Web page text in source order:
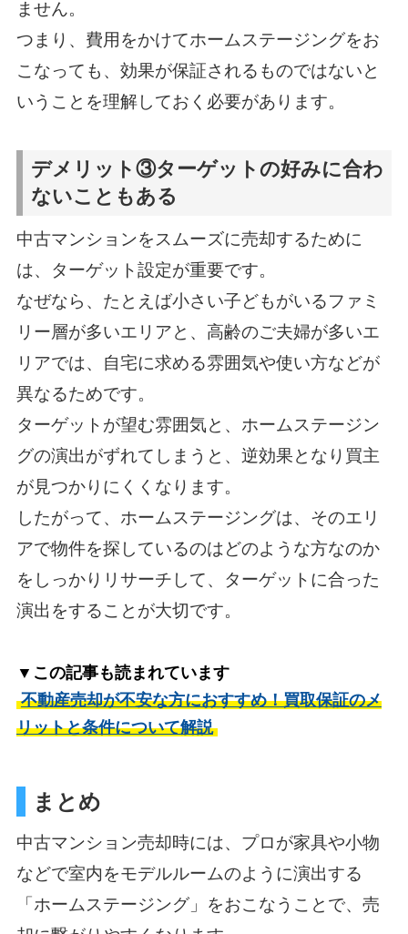
ません。
つまり、費用をかけてホームステージングをお
こなっても、効果が保証されるものではないと
いうことを理解しておく必要があります。
デメリット③ターゲットの好みに合わ
ないこともある
中古マンションをスムーズに売却するために
は、ターゲット設定が重要です。
なぜなら、たとえば小さい子どもがいるファミ
リー層が多いエリアと、高齢のご夫婦が多いエ
リアでは、自宅に求める雰囲気や使い方などが
異なるためです。
ターゲットが望む雰囲気と、ホームステージン
グの演出がずれてしまうと、逆効果となり買主
が見つかりにくくなります。
したがって、ホームステージングは、そのエリ
アで物件を探しているのはどのような方なのか
をしっかりリサーチして、ターゲットに合った
演出をすることが大切です。
▼この記事も読まれています
不動産売却が不安な方におすすめ！買取保証のメ
リットと条件について解説
まとめ
中古マンション売却時には、プロが家具や小物
などで室内をモデルルームのように演出する
「ホームステージング」をおこなうことで、売